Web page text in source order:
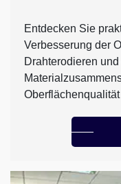
Entdecken Sie
Verbesserung der
Drahterodieren